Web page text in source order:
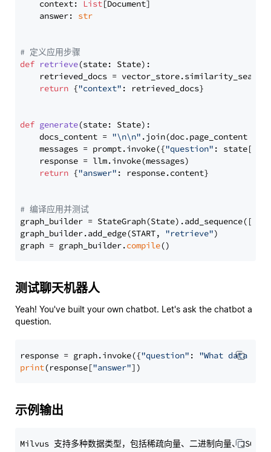
    context:
List[Document]
    answer:
str
# 定义应用步骤
def retrieve(state: State):
retrieved_docs =
return {"context" : retrieved_docs}
def generate(state: State):
    docs_content =
"\n\n" .join(doc.page_content
    messages = prompt.invoke({
"question" : state[
    response = llm.invoke(messages)
return {"answer" : response.content}
# 编译应用并测试
graph_builder =
graph_builder.add_edge(START, "retrieve")
graph = graph_builder.compile
测试聊天机器人
Yeah! You've built your own chatbot. Let's ask the chatbot a
question.
response = graph.invoke({"question" : "What data
print(response["answer"
示例输出